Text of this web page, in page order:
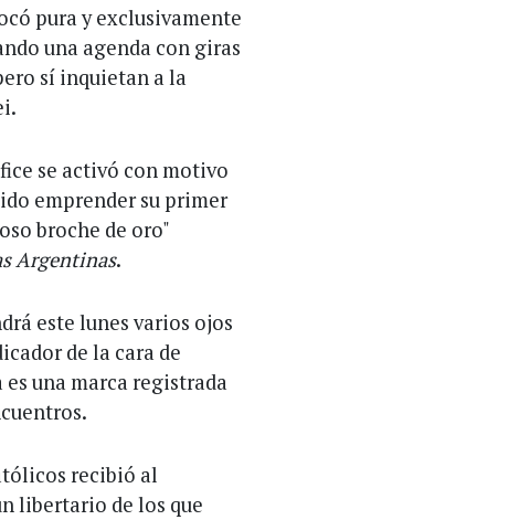
pura y exclusivamente
una agenda con giras
sí inquietan a la
se activó con motivo
emprender su primer
broche de oro"
Argentinas.
este lunes varios ojos
de la cara de
una marca registrada
recibió al
libertario de los que